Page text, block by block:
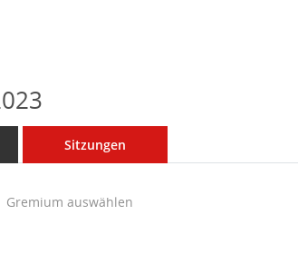
Sitzungen
Gremium auswählen